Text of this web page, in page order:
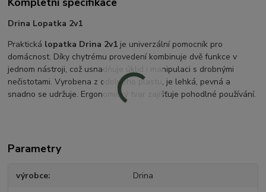
Drina Lopatka 2v1
Praktická lopatka Drina 2v1 je univerzální pomocník pro
domácnost. Díky chytrému provedení kombinuje dvě funkce v
jednom nástroji, což usnadňuje úklid i manipulaci s drobnými
nečistotami. Vyrobena z odolného plastu, je lehká, pevná a
snadno se udržuje. Ergonomický tvar zajišťuje pohodlné používání.
Parametry
výrobce Drina